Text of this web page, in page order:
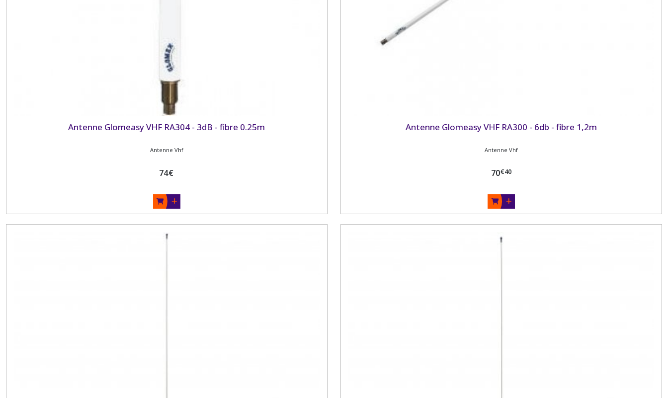
Antenne Glomeasy VHF RA304 - 3dB - fibre 0.25m
Antenne Vhf
74€
Antenne Glomeasy VHF RA300 - 6db - fibre 1,2m
Antenne Vhf
70€40